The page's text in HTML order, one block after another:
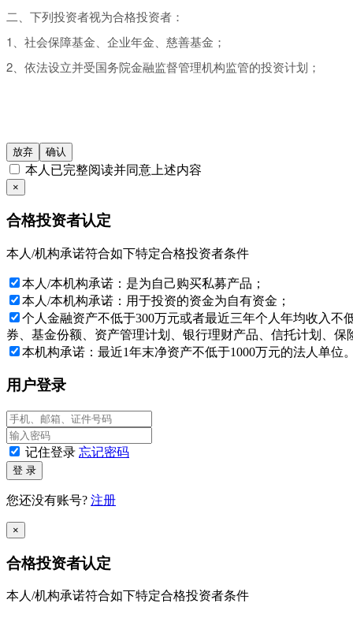
二、下列投资者视为合格投资者：
1、社会保障基金、企业年金、慈善基金；
2、依法设立并受国务院金融监督管理机构监管的投资计划；
本网站所载的各种信息和数据等仅供参考, 并不构成广告或销售
阅相关金融产品的合同文件等以了解其风险因素, 或寻求专业的投
基金产品净值可能会有较大的波动, 并可能在短时间内大幅下跌,
投资产品的价格及其收益存在涨跌变动, 而过往的产品业绩数据
决策, 否则由投资者自行承担所有风险。
文中信息不构成任何投资建议，立华投资对此不提供任何担保。
如果确认您或您所代表的机构是一名“私募基金合格投资者”，并
同意任何有关条款，请按“放弃”键。
与本网站所载资料有关的所有版权、专利权、知识产权及其他产
特别提示：投资者应签署本风险揭示书，表明已经理解并愿
成都立华投资有限公司
2026年08月06日
放弃 确认
本人已完整阅读并同意上述内容
×
合格投资者认定
本人/机构承诺符合如下特定合格投资者条件
本人/本机构承诺：是为自己购买私募产品；
本人/本机构承诺：用于投资的资金为自有资金；
个人金融资产不低于300万元或者最近三年个人年均收入
券、基金份额、资产管理计划、银行理财产品、信托计划、保
本机构承诺：最近1年末净资产不低于1000万元的法人单位
用户登录
记住登录 忘记密码
登 录
您还没有账号? 注册
×
合格投资者认定
本人/机构承诺符合如下特定合格投资者条件